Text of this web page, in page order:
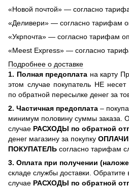
«Новой почтой» — согласно
«Деливери» — согласно тарифам
«Укрпочта» — согласно тарифам
«Meest Express» — согласно
Подробнее о доставке
1. Полная предоплата на карту
этом случае покупатель НЕ
по обратной пересылке денег за
2. Частичная предоплата –
минимум половину суммы заказа.
случае РАСХОДЫ по обратной
денег магазину за покупку
ПОКУПАТЕЛЬ согласно тарифам
3. Оплата при получении
складе службы доставки. Обратите
случае РАСХОДЫ по обратной